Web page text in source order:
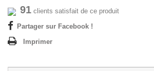
91 clients satisfait de ce produit
Partager sur Facebook !
Imprimer